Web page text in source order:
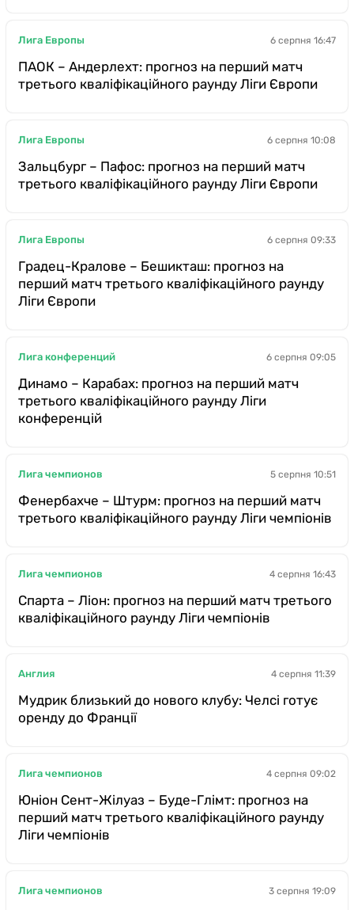
Лига Европы 6 серпня 16:47
ПАОК – Андерлехт: прогноз на перший матч
третього кваліфікаційного раунду Ліги Європи
Лига Европы 6 серпня 10:08
Зальцбург – Пафос: прогноз на перший матч
третього кваліфікаційного раунду Ліги Європи
Лига Европы 6 серпня 09:33
Градец-Кралове – Бешикташ: прогноз на
перший матч третього кваліфікаційного раунду
Ліги Європи
Лига конференций 6 серпня 09:05
Динамо – Карабах: прогноз на перший матч
третього кваліфікаційного раунду Ліги
конференцій
Лига чемпионов 5 серпня 10:51
Фенербахче – Штурм: прогноз на перший матч
третього кваліфікаційного раунду Ліги чемпіонів
Лига чемпионов 4 серпня 16:43
Спарта – Ліон: прогноз на перший матч третього
кваліфікаційного раунду Ліги чемпіонів
Англия 4 серпня 11:39
Мудрик близький до нового клубу: Челсі готує
оренду до Франції
Лига чемпионов 4 серпня 09:02
Юніон Сент-Жілуаз – Буде-Глімт: прогноз на
перший матч третього кваліфікаційного раунду
Ліги чемпіонів
Лига чемпионов 3 серпня 19:09